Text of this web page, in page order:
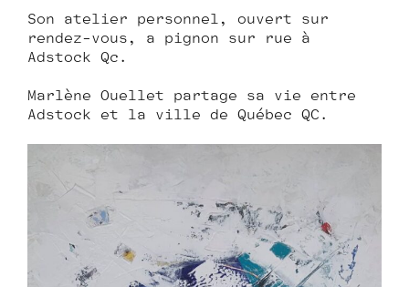
Son atelier personnel, ouvert sur
rendez-vous, a pignon sur rue à
Adstock Qc.
Marlène Ouellet partage sa vie entre
Adstock et la ville de Québec QC.